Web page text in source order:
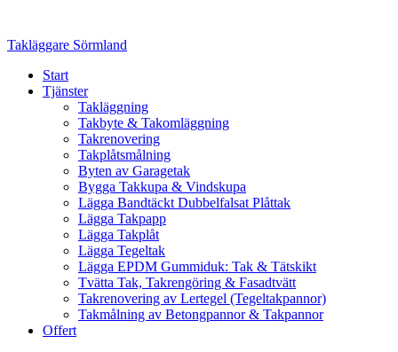
content
Takläggare Sörmland
Start
Tjänster
Takläggning
Takbyte & Takomläggning
Takrenovering
Takplåtsmålning
Byten av Garagetak
Bygga Takkupa & Vindskupa
Lägga Bandtäckt Dubbelfalsat Plåttak
Lägga Takpapp
Lägga Takplåt
Lägga Tegeltak
Lägga EPDM Gummiduk: Tak & Tätskikt
Tvätta Tak, Takrengöring & Fasadtvätt
Takrenovering av Lertegel (Tegeltakpannor)
Takmålning av Betongpannor & Takpannor
Offert